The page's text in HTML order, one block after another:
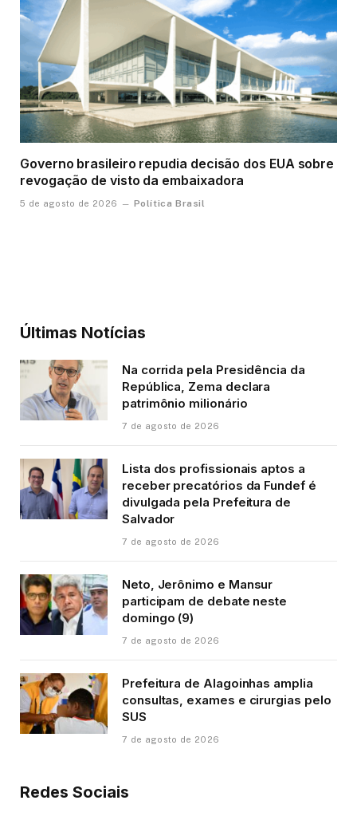
Governo brasileiro repudia decisão dos EUA sobre
revogação de visto da embaixadora
5 de agosto de 2026 Política Brasil
Últimas Notícias
Na corrida pela Presidência da
República, Zema declara
patrimônio milionário
7 de agosto de 2026
Lista dos profissionais aptos a
receber precatórios da Fundef é
divulgada pela Prefeitura de
Salvador
7 de agosto de 2026
Neto, Jerônimo e Mansur
participam de debate neste
domingo (9)
7 de agosto de 2026
Prefeitura de Alagoinhas amplia
consultas, exames e cirurgias pelo
SUS
7 de agosto de 2026
Redes Sociais